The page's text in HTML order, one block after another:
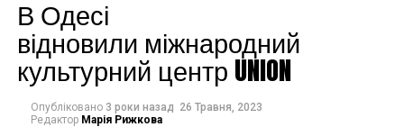
будинків. Якби ми
могли повернути час
назад, ми б це
зробили”.
В Одесі
відновили міжнародний
культурний центр UNION
Опубліковано 3 роки назад 26 Травня, 2023
Редактор Марія Рижкова